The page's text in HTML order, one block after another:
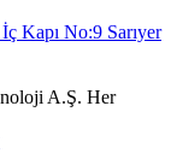
Kapı No:9 Sarıyer
A.Ş. Her